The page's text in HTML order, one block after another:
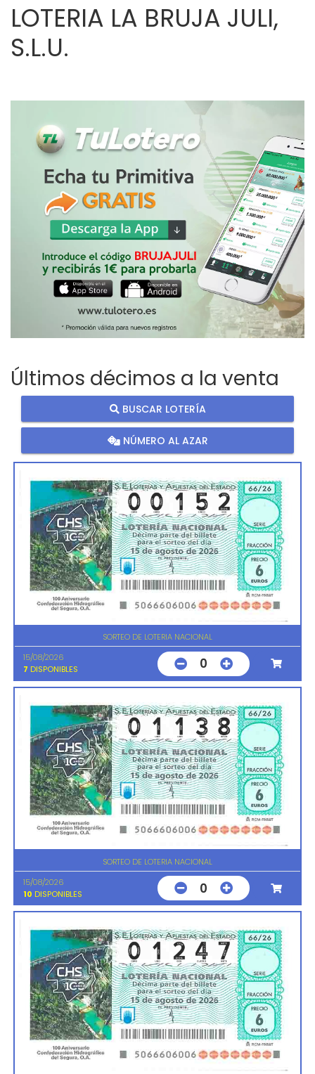
LOTERIA LA BRUJA JULI,
S.L.U.
Últimos décimos a la venta
BUSCAR LOTERÍA
NÚMERO AL AZAR
SORTEO DE LOTERIA NACIONAL
15/08/2026
7 DISPONIBLES 0
SORTEO DE LOTERIA NACIONAL
15/08/2026
10 DISPONIBLES 0